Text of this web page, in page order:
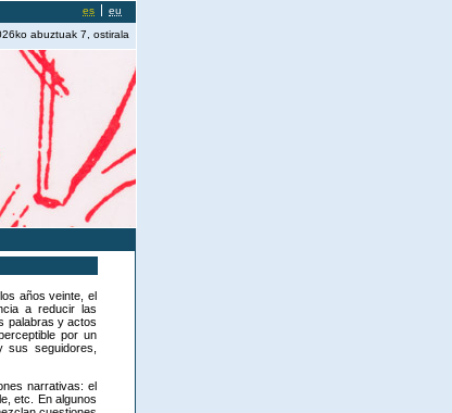
es eu
abuztuak 7, ostirala
años veinte, el
a reducir las
palabras y actos
por un
sus seguidores,
narrativas: el
etc. En algunos